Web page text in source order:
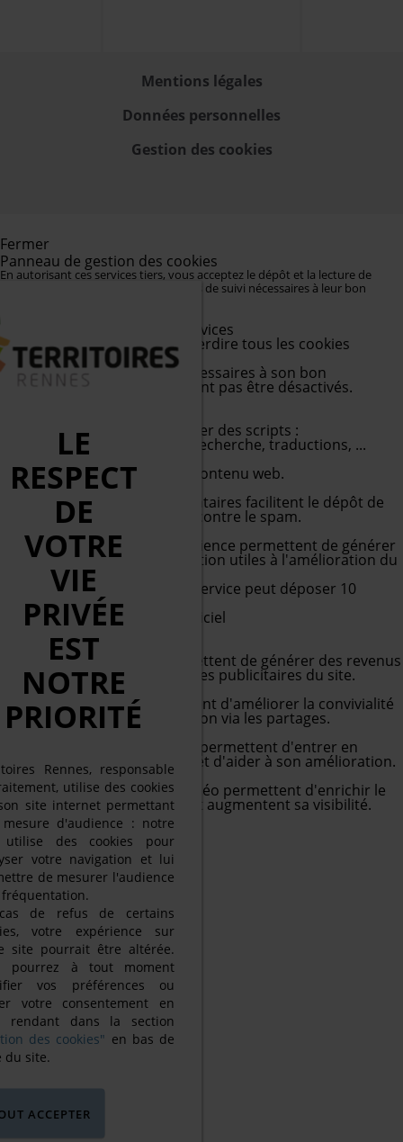
Mentions légales
Données personnelles
Gestion des cookies
Fermer
Panneau de gestion des cookies
En autorisant ces services tiers, vous acceptez le dépôt et la lecture de
cookies et l'utilisation de technologies de suivi nécessaires à leur bon
Préférences pour tous les services
Autoriser tous les cookies Interdire tous les cookies
Cookies obligatoires
Ce site utilise des cookies nécessaires à son bon
fonctionnement qui ne peuvent pas être désactivés.
Les APIs permettent de charger des scripts :
géolocalisation, moteurs de recherche, traductions, ...
Services visant à afficher du contenu web.
Commentaires
Les gestionnaires de commentaires facilitent le dépôt de
vos commentaires et luttent contre le spam.
Mesure d'audience
Les services de mesure d'audience permettent de générer
des statistiques de fréquentation utiles à l'amélioration du
Google Analytics (gtag.js) Ce service peut déposer 10
cookies.
En savoir plus - Voir le site officiel
Autoriser Interdire
Régies publicitaires
Les régies publicitaires permettent de générer des revenus
en commercialisant les espaces publicitaires du site.
Réseaux sociaux
Les réseaux sociaux permettent d'améliorer la convivialité
du site et aident à sa promotion via les partages.
Support
Les services de support vous permettent d'entrer en
contact avec l'équipe du site et d'aider à son amélioration.
Vidéos
Les services de partage de vidéo permettent d'enrichir le
site de contenu multimédia et augmentent sa visibilité.
LE
RESPECT
DE
VOTRE
VIE
PRIVÉE
EST
NOTRE
PRIORITÉ
Rennes, responsable
utilise des cookies
site internet permettant
d'audience : notre
des cookies pour
votre navigation et lui
de mesurer l'audience
de refus de certains
votre expérience sur
site pourrait être altérée.
pourrez à tout moment
vos préférences ou
votre consentement en
rendant dans la section
des cookies" en bas de
du site.
ACCEPTER